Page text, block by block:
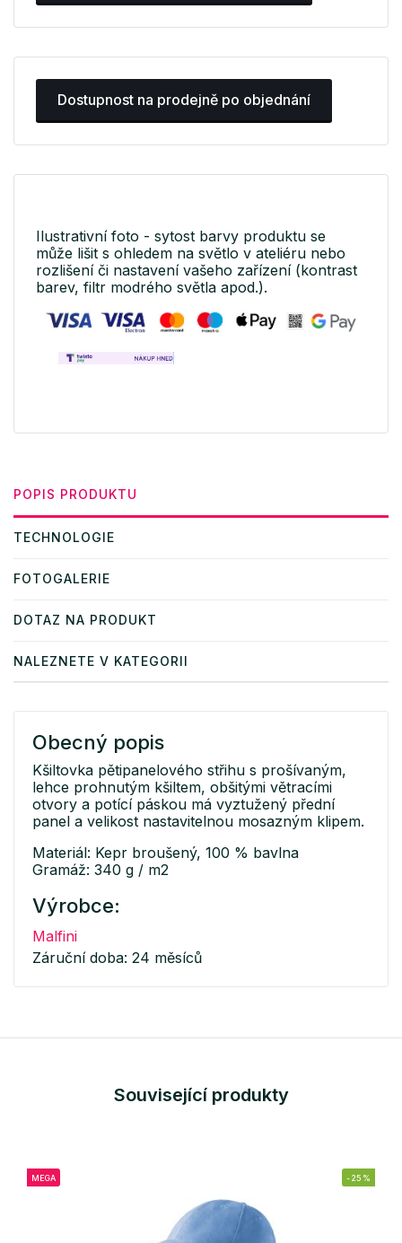
Dostupnost na prodejně po objednání
Ilustrativní foto - sytost barvy produktu se
může lišit s ohledem na světlo v ateliéru nebo
rozlišení či nastavení vašeho zařízení (kontrast
barev, filtr modrého světla apod.).
POPIS PRODUKTU
TECHNOLOGIE
FOTOGALERIE
DOTAZ NA PRODUKT
NALEZNETE V KATEGORII
Obecný popis
Kšiltovka pětipanelového střihu s prošívaným,
lehce prohnutým kšiltem, obšitými větracími
otvory a potící páskou má vyztužený přední
panel a velikost nastavitelnou mosazným klipem.
Materiál: Kepr broušený, 100 % bavlna
Gramáž: 340 g / m2
Výrobce:
Malfini
Záruční doba: 24 měsíců
Související produkty
MEGA -25%